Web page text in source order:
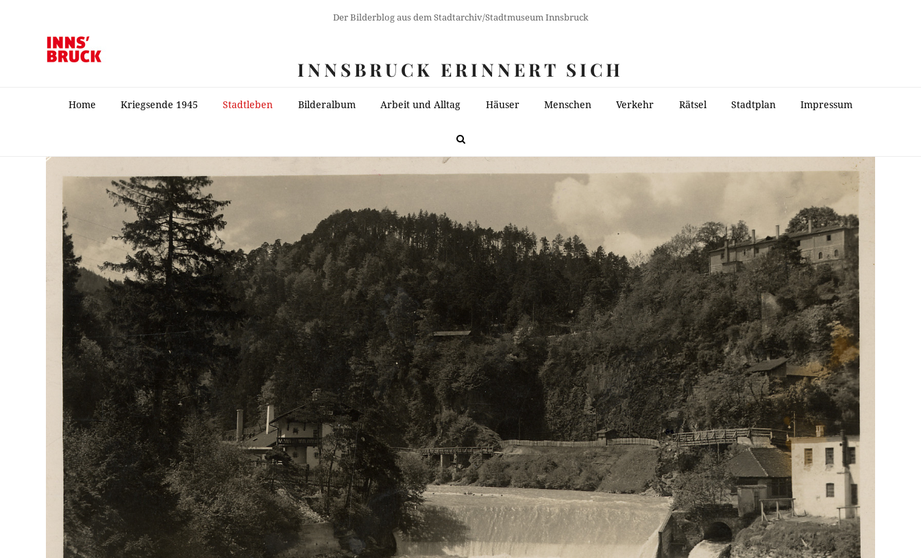
Der Bilderblog aus dem Stadtarchiv/Stadtmuseum Innsbruck
INNSBRUCK ERINNERT SICH
Home Kriegsende 1945 Stadtleben Bilderalbum Arbeit und Alltag Häuser Menschen Verkehr Rätsel Stadtplan Impressum